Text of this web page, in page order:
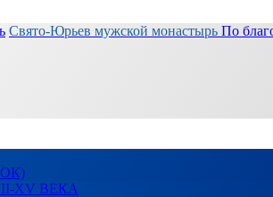
Свято-Юрьев мужской монастырь По
XV ВЕКА